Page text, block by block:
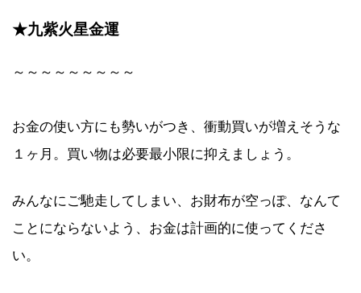
★九紫火星金運
～～～～～～～～～
お金の使い方にも勢いがつき、衝動買いが増えそうな
１ヶ月。買い物は必要最小限に抑えましょう。
みんなにご馳走してしまい、お財布が空っぽ、なんて
ことにならないよう、お金は計画的に使ってくださ
い。